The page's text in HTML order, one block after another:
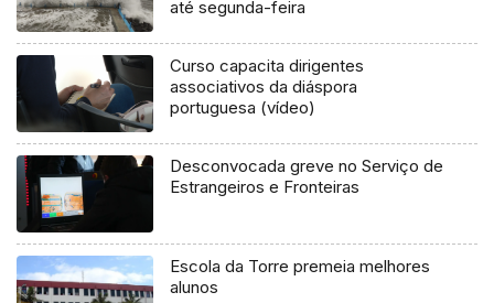
até segunda-feira
Curso capacita dirigentes
associativos da diáspora
portuguesa (vídeo)
Desconvocada greve no Serviço de
Estrangeiros e Fronteiras
Escola da Torre premeia melhores
alunos